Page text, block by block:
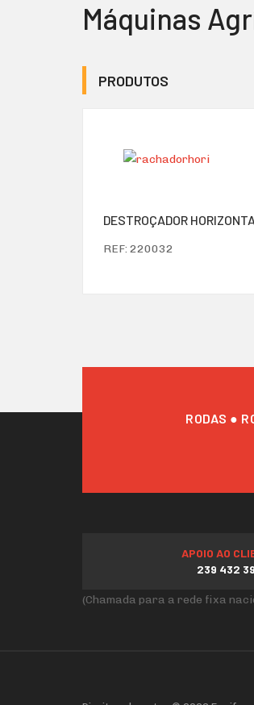
Máquinas
PRODUTOS
DESTROÇADOR
REF: 220032
RODAS ●
APOIO AO
239 432
(Chamada para a rede fixa